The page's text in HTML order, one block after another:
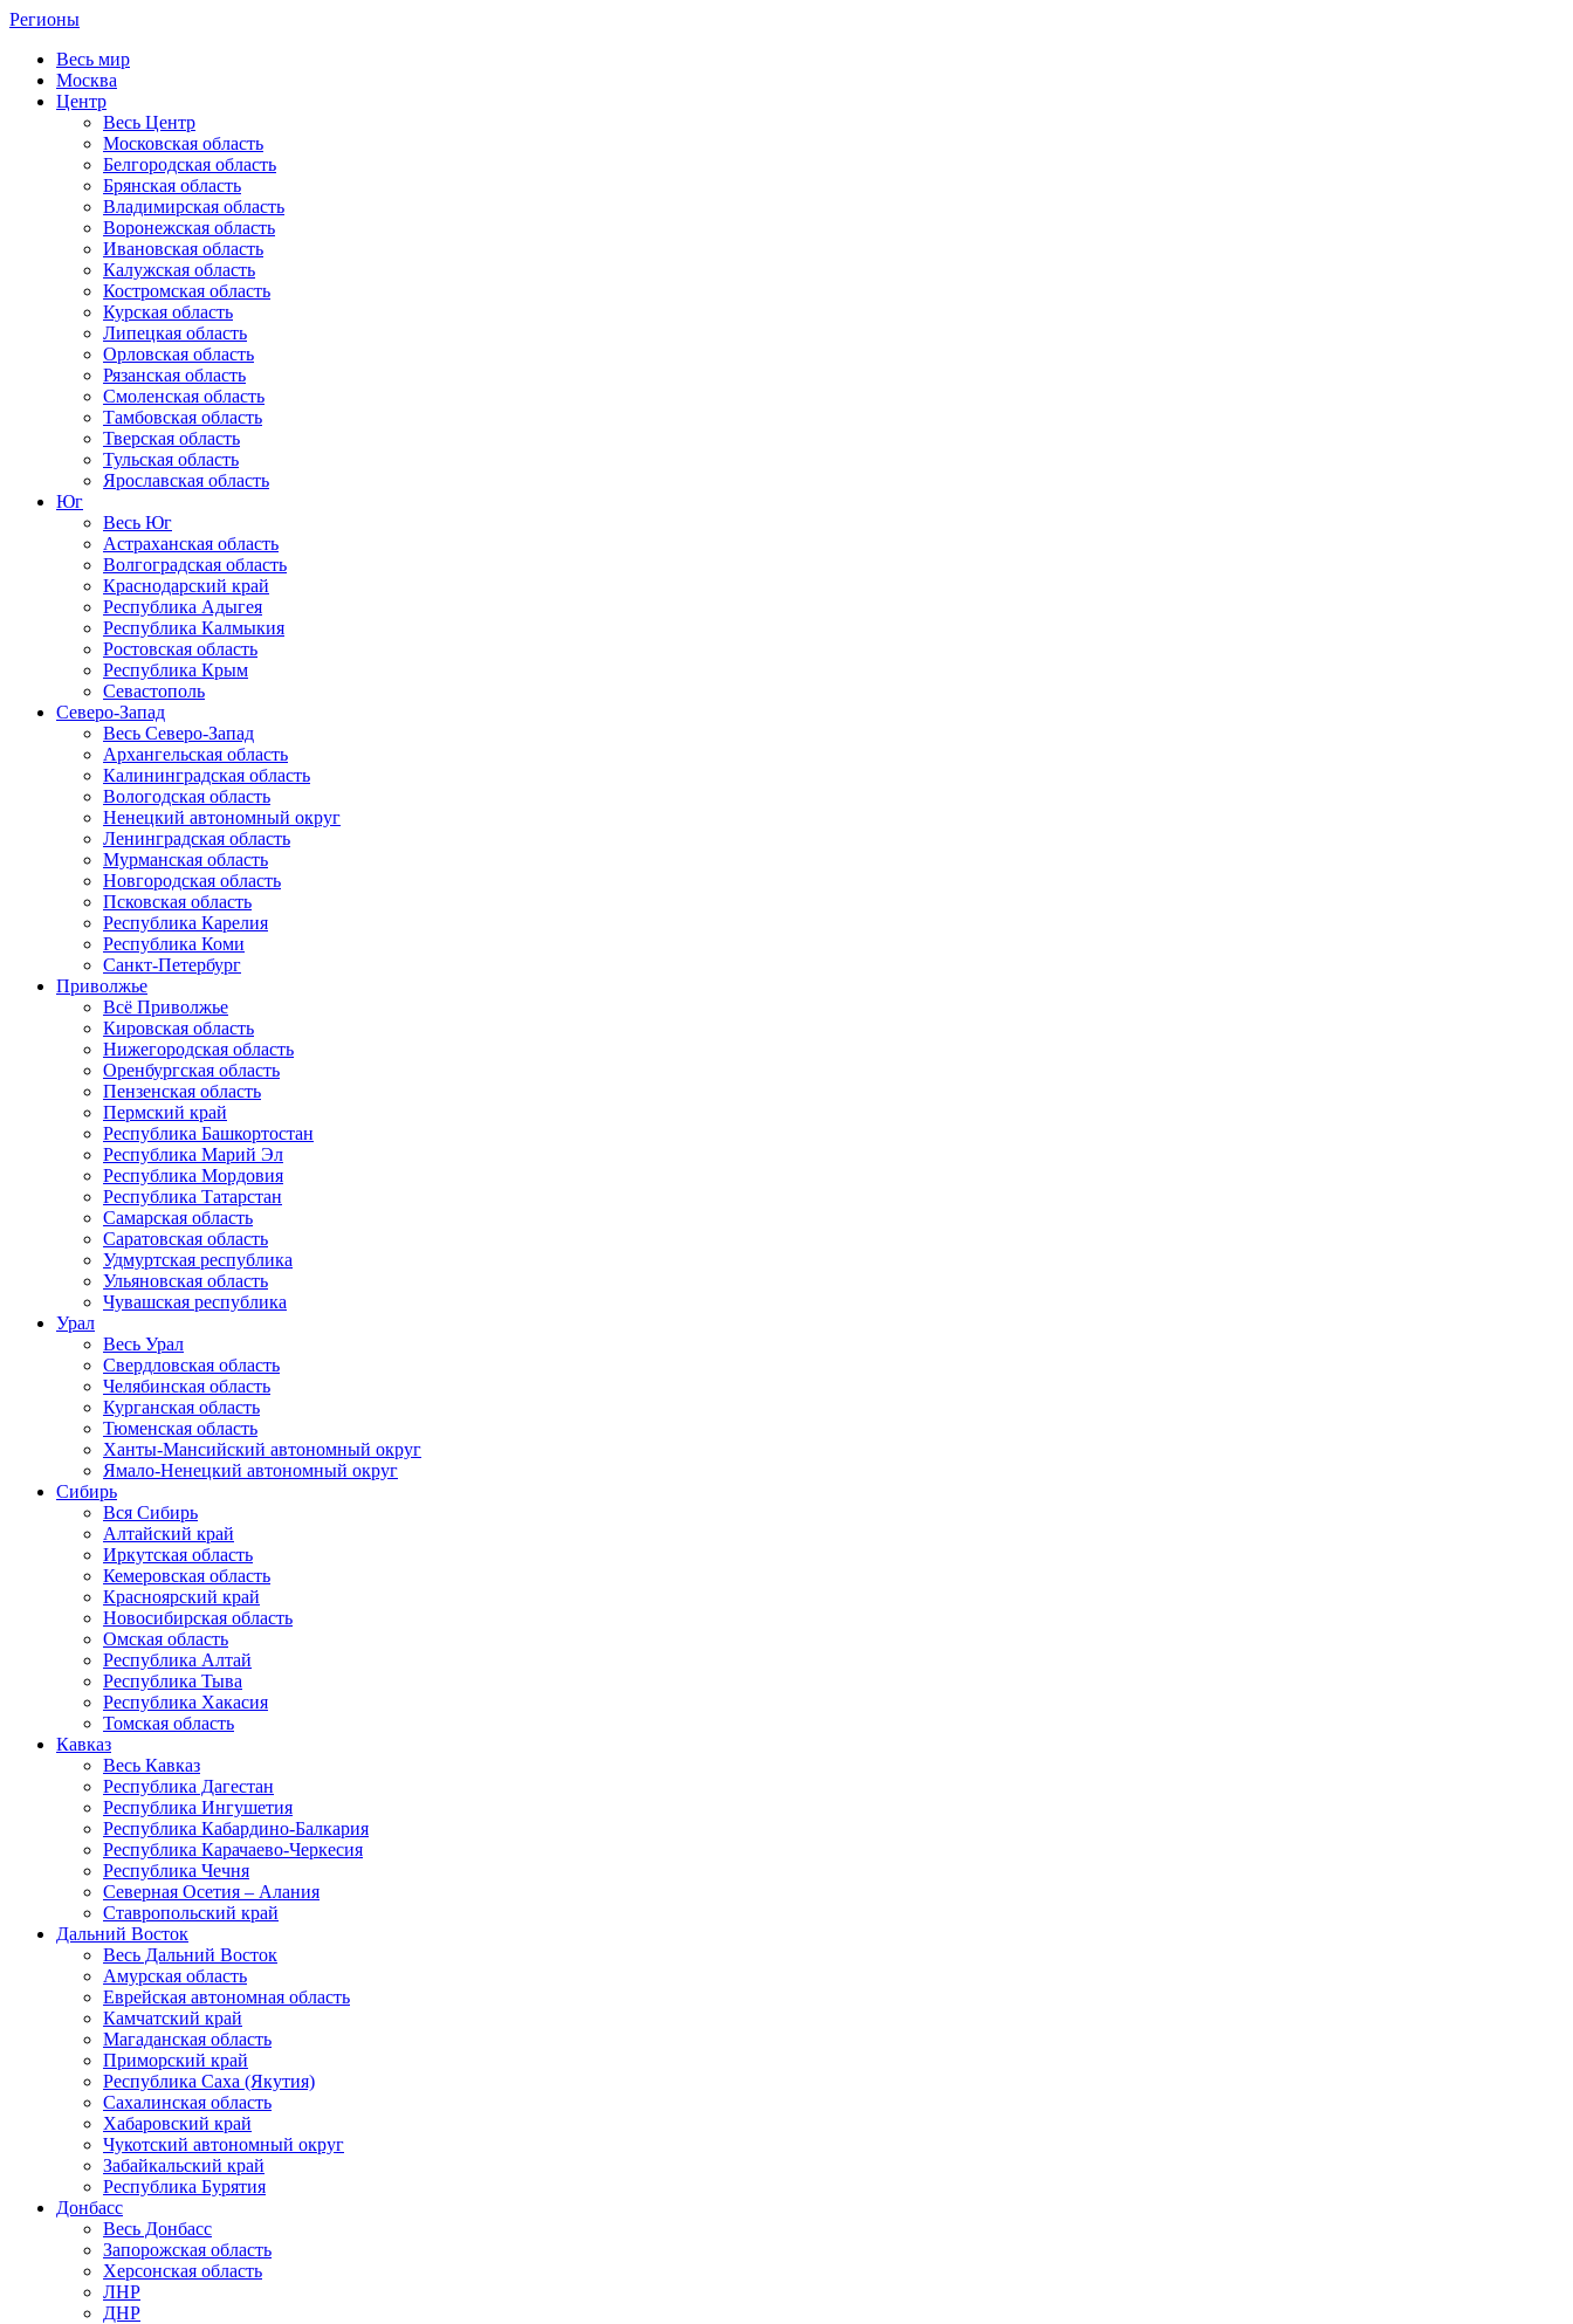
Регионы
Весь мир
Москва
Центр
Весь Центр
Московская область
Белгородская область
Брянская область
Владимирская область
Воронежская область
Ивановская область
Калужская область
Костромская область
Курская область
Липецкая область
Орловская область
Рязанская область
Смоленская область
Тамбовская область
Тверская область
Тульская область
Ярославская область
Юг
Весь Юг
Астраханская область
Волгоградская область
Краснодарский край
Республика Адыгея
Республика Калмыкия
Ростовская область
Республика Крым
Севастополь
Северо-Запад
Весь Северо-Запад
Архангельская область
Калининградская область
Вологодская область
Ненецкий автономный округ
Ленинградская область
Мурманская область
Новгородская область
Псковская область
Республика Карелия
Республика Коми
Санкт-Петербург
Приволжье
Всё Приволжье
Кировская область
Нижегородская область
Оренбургская область
Пензенская область
Пермский край
Республика Башкортостан
Республика Марий Эл
Республика Мордовия
Республика Татарстан
Самарская область
Саратовская область
Удмуртская республика
Ульяновская область
Чувашская республика
Урал
Весь Урал
Свердловская область
Челябинская область
Курганская область
Тюменская область
Ханты-Мансийский автономный округ
Ямало-Ненецкий автономный округ
Сибирь
Вся Сибирь
Алтайский край
Иркутская область
Кемеровская область
Красноярский край
Новосибирская область
Омская область
Республика Алтай
Республика Тыва
Республика Хакасия
Томская область
Кавказ
Весь Кавказ
Республика Дагестан
Республика Ингушетия
Республика Кабардино-Балкария
Республика Карачаево-Черкесия
Республика Чечня
Северная Осетия – Алания
Ставропольский край
Дальний Восток
Весь Дальний Восток
Амурская область
Еврейская автономная область
Камчатский край
Магаданская область
Приморский край
Республика Саха (Якутия)
Сахалинская область
Хабаровский край
Чукотский автономный округ
Забайкальский край
Республика Бурятия
Донбасс
Весь Донбасс
Запорожская область
Херсонская область
ЛНР
ДНР